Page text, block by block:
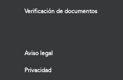
Verificación de documentos
Aviso legal
Privacidad